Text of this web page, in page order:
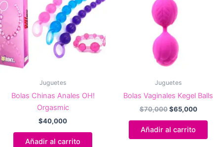
Juguetes
Bolas Chinas Anales OH!
Orgasmic
$40,000
Añadir al carrito
Juguetes
Bolas Vaginales Kegel Balls
$70,000 El
original
era:
$65,000El
Añadir al carrito